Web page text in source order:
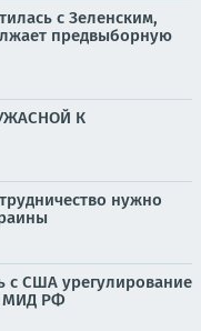
с Зеленским,
предвыборную
К
нужно
с США урегулирование
МИД РФ